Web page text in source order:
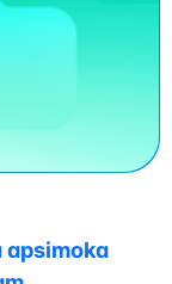
apsimoka